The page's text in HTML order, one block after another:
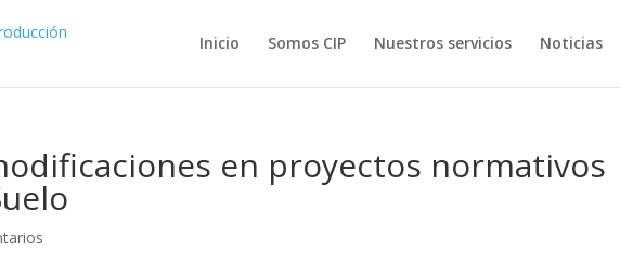
Inicio Somos CIP Nuestros servicios Noticias
en proyectos normativos